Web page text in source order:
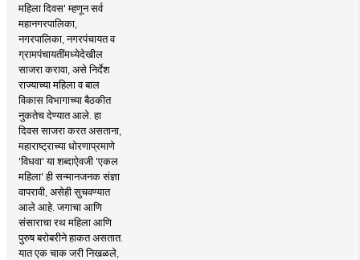
महिला दिवस' म्हणून सर्व
महानगरपालिका,
नगरपालिका, नगरपंचायत व
ग्रामपंचायतींमध्येदेखील
साजरा करावा, असे निर्देश
राज्याच्या महिला व बाल
विकास विभागाच्या बैठकीत
नुकतेच देण्यात आले. हा
दिवस साजरा करत असताना,
महाराष्ट्राच्या धोरणाप्रमाणे
'विधवा' या शब्दाऐवजी 'एकल
महिला' ही सन्मानजनक संज्ञा
वापरावी, असेही सुचवण्यात
आले आहे. जगाचा आणि
संसाराचा रथ महिला आणि
पुरुष बरोबरीने हाकत असतात.
यात एक चाक जरी निखळले,